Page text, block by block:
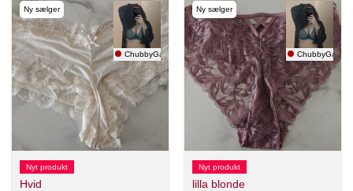
Ny sælger
ChubbyGamer
Nyt produkt
Hvid
Ny sælger
ChubbyGamer
Nyt produkt
lilla blonde